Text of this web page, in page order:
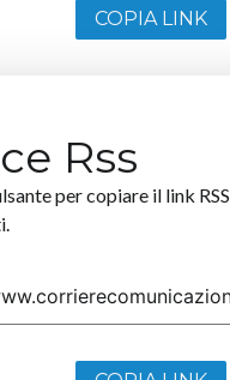
COPIA LINK
Rss
per copiare il link RSS